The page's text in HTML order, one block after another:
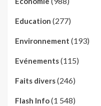
Education (277)
Environnement (193)
Evénements(115)
Faits divers(246)
Flash Info(1 548)